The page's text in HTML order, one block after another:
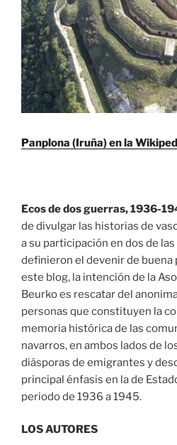
Panplona (Iruña) en la
Ecos de dos guerras, 1936-
de divulgar las historias de
a su participación en dos de
definieron el devenir de buena
este blog, la intención de la
Beurko es rescatar del
personas que constituyen la
memoria histórica de las
navarros, en ambos lados de
diásporas de emigrantes y
principal énfasis en la de
periodo de 1936 a 1945.
LOS AUTORES